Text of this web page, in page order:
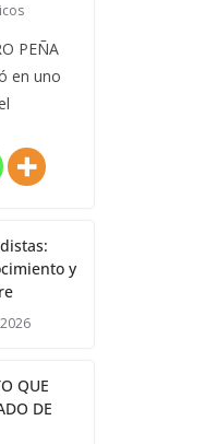
PEÑA
en uno
y
QUE
DE